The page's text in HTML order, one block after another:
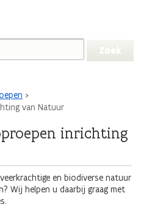
gaan
van Natuur
inrichting
en biodiverse natuur
Wij helpen u daarbij graag met